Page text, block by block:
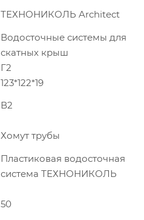
ТЕХНОНИКОЛЬ Architect
Водосточные системы для
скатных крыш
Г2
123*122*19
В2
Хомут трубы
Пластиковая водосточная
система ТЕХНОНИКОЛЬ
50